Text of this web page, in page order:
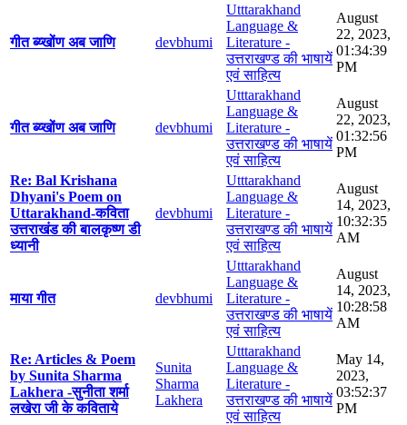
गीत ब्य्खोंण अब जाणि devbhumi
Utttarakhand
Language &
Literature -
उत्तराखण्ड की भाषायें
एवं साहित्य
August
22, 2023,
01:34:39
PM
गीत ब्य्खोंण अब जाणि devbhumi
Utttarakhand
Language &
Literature -
उत्तराखण्ड की भाषायें
एवं साहित्य
August
22, 2023,
01:32:56
PM
Re: Bal Krishana
Dhyani's Poem on
Uttarakhand-कविता
उत्तराखंड की बालकृष्ण डी
ध्यानी
devbhumi
Utttarakhand
Language &
Literature -
उत्तराखण्ड की भाषायें
एवं साहित्य
August
14, 2023,
10:32:35
AM
माया गीत devbhumi
Utttarakhand
Language &
Literature -
उत्तराखण्ड की भाषायें
एवं साहित्य
August
14, 2023,
10:28:58
AM
Re: Articles & Poem
by Sunita Sharma
Lakhera -सुनीता शर्मा
लखेरा जी के कविताये
Sunita
Sharma
Lakhera
Utttarakhand
Language &
Literature -
उत्तराखण्ड की भाषायें
एवं साहित्य
May 14,
2023,
03:52:37
PM